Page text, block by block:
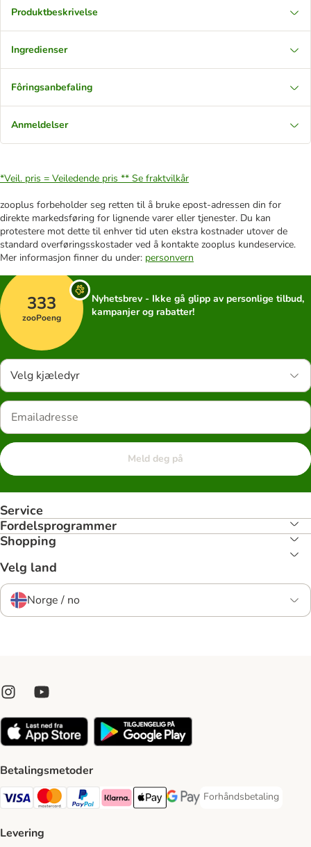
Produktbeskrivelse
Ingredienser
Fôringsanbefaling
Anmeldelser
*Veil. pris = Veiledende pris ** Se fraktvilkår
zooplus forbeholder seg retten til å bruke epost-adressen din for
direkte markedsføring for lignende varer eller tjenester. Du kan
protestere mot dette til enhver tid uten ekstra kostnader utover de
standard overføringsskostader ved å kontakte zooplus kundeservice.
Mer informasjon finner du under: personvern
333
zooPoeng
Nyhetsbrev - Ikke gå glipp av personlige tilbud,
kampanjer og rabatter!
Velg kjæledyr
Meld deg på
Service
Fordelsprogrammer
Shopping
Velg land
Norge / no
Betalingsmetoder
Visa Payment Method
Mastercard Payment Method
PayPal Payment Method
Klarna Payment Method
Apple Pay Payment Method
Google Pay Payment Method
Forhåndsbetaling
Forhåndsbetaling
Levering